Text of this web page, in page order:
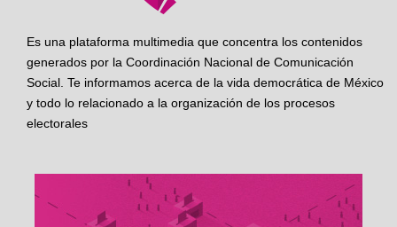
Es una plataforma multimedia que concentra los contenidos
generados por la Coordinación Nacional de Comunicación
Social. Te informamos acerca de la vida democrática de México
y todo lo relacionado a la organización de los procesos
electorales